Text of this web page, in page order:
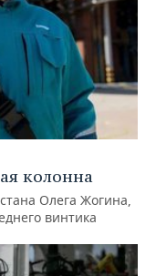
колонна
Олега Жогина,
винтика